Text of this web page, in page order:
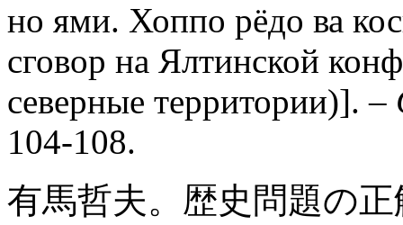
но ями. Хоппо рёдо ва
сговор на Ялтинской
северные территории)]. –
104-108.
有馬哲夫。歴史問題の正